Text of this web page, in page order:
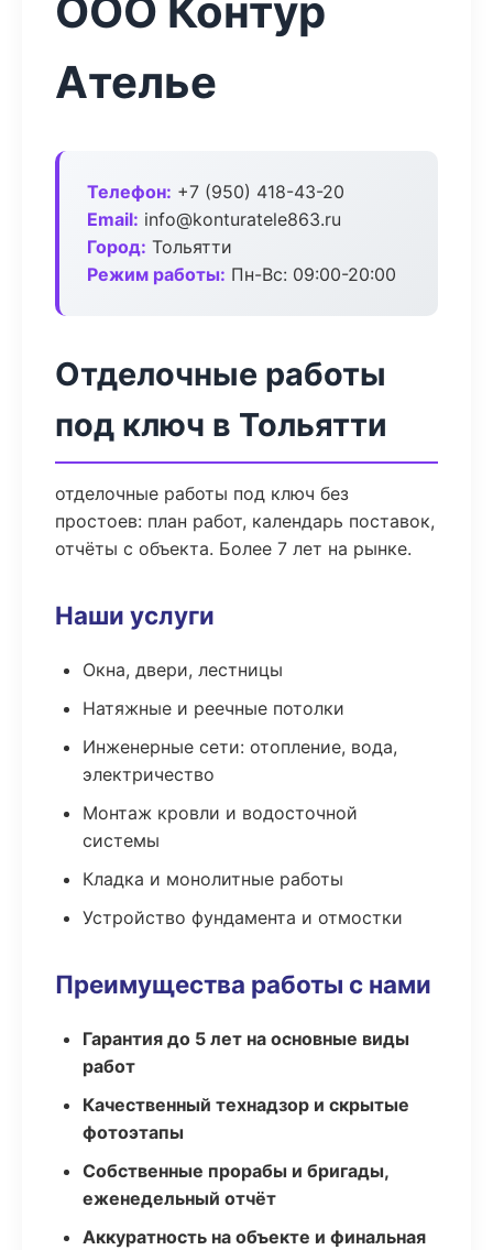
ООО Контур
Ателье
Телефон: +7 (950) 418-43-20
Email: info@konturatele863.ru
Город: Тольятти
Режим работы: Пн-Вс: 09:00-20:00
Отделочные работы
под ключ в Тольятти
отделочные работы под ключ без
простоев: план работ, календарь поставок,
отчёты с объекта. Более 7 лет на рынке.
Наши услуги
Окна, двери, лестницы
Натяжные и реечные потолки
Инженерные сети: отопление, вода,
электричество
Монтаж кровли и водосточной
системы
Кладка и монолитные работы
Устройство фундамента и отмостки
Преимущества работы с нами
Гарантия до 5 лет на основные виды
работ
Качественный технадзор и скрытые
фотоэтапы
Собственные прорабы и бригады,
еженедельный отчёт
Аккуратность на объекте и финальная